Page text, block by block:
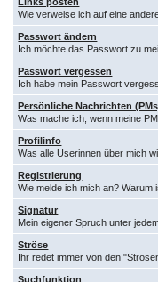
Wie verweise ich auf eine
Passwort ändern
Ich möchte das Passwort zu
Passwort vergessen
Ich habe mein Passwort
Persönliche Nachrichten
Was mache ich, wenn meine
Profilinfo
Was alle Userinnen über mich
Registrierung
Wie melde ich mich an? Warum
Signatur
Mein eigener Spruch unter
Ströse
Ihr redet immer von den
Suchfunktion